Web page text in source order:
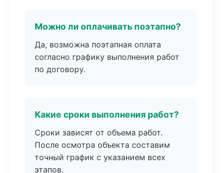
Можно ли оплачивать поэтапно?
Да, возможна поэтапная оплата
согласно графику выполнения работ
по договору.
Какие сроки выполнения работ?
Сроки зависят от объема работ.
После осмотра объекта составим
точный график с указанием всех
этапов.